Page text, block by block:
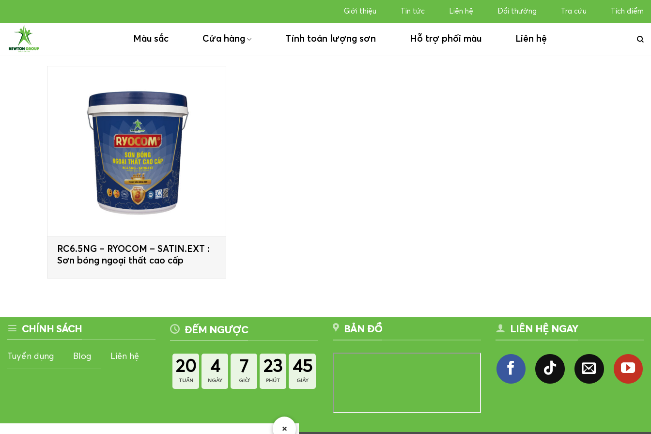
dung
Giới thiệu Tin tức Liên hệ Đổi thưởng Tra cứu Tích điểm
Màu sắc Cửa hàng Tính toán lượng sơn Hỗ trợ phối màu Liên hệ
RC6.5NG – RYOCOM – SATIN.EXT :
Sơn bóng ngoại thất cao cấp
CHÍNH SÁCH
Tuyển dụng Blog Liên hệ
ĐẾM NGƯỢC
20
TUẦN
4
NGÀY
7
GIỜ
23
PHÚT
45
GIÂY
BẢN ĐỒ LIÊN HỆ NGAY
×